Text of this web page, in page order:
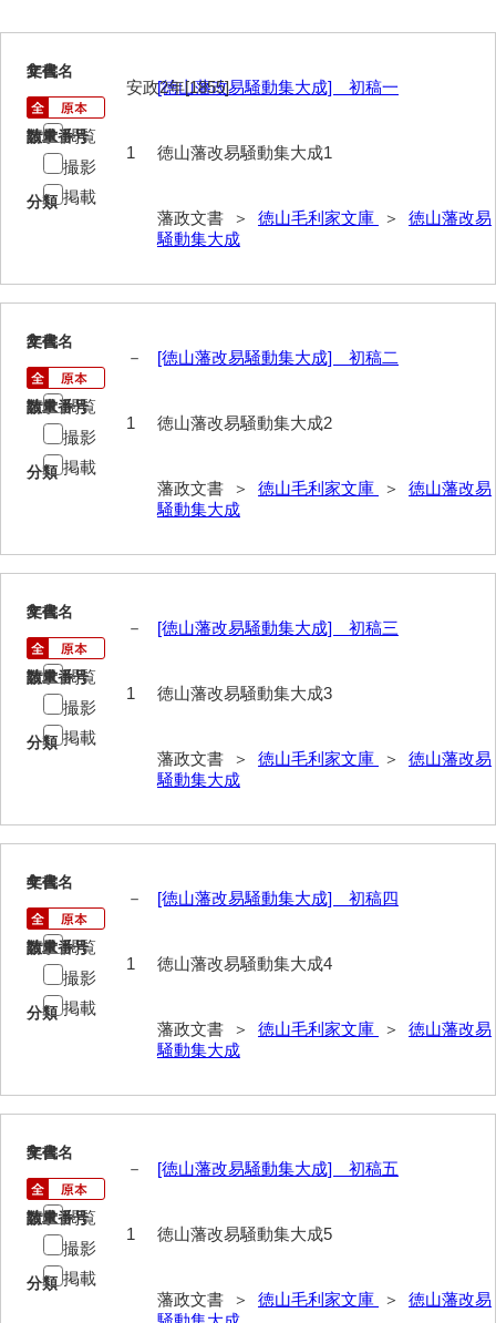
御縁組婚姻記
御引越記
御産一件
御年賀記
御道中日記
御勤記
御行萩記
山口御越記
御廻国記
上御用所日記
山方全録
山林仕出帳
1
文書名
[徳山藩改易騒動集大成] 初稿一
請求番号
徳山藩改易騒動集大成1
分類
藩政文書 ＞ 徳山毛利家文庫 ＞ 徳山藩改易
騒動集大成
年代
安政2年[1855]
数量
1
閲覧
撮影
掲載
2
文書名
[徳山藩改易騒動集大成] 初稿二
請求番号
徳山藩改易騒動集大成2
分類
藩政文書 ＞ 徳山毛利家文庫 ＞ 徳山藩改易
騒動集大成
年代
－
数量
1
閲覧
撮影
掲載
3
文書名
[徳山藩改易騒動集大成] 初稿三
請求番号
徳山藩改易騒動集大成3
分類
藩政文書 ＞ 徳山毛利家文庫 ＞ 徳山藩改易
騒動集大成
年代
－
数量
1
閲覧
撮影
掲載
4
文書名
[徳山藩改易騒動集大成] 初稿四
請求番号
徳山藩改易騒動集大成4
分類
藩政文書 ＞ 徳山毛利家文庫 ＞ 徳山藩改易
騒動集大成
年代
－
数量
1
閲覧
撮影
掲載
5
文書名
[徳山藩改易騒動集大成] 初稿五
請求番号
徳山藩改易騒動集大成5
分類
藩政文書 ＞ 徳山毛利家文庫 ＞ 徳山藩改易
年代
－
数量
1
閲覧
撮影
掲載